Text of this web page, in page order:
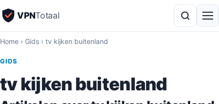
VPNTotaal
Home › Gids › tv kijken buitenland
GIDS
tv kijken buitenland